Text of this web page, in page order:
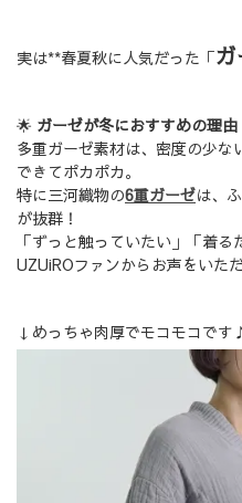
実は**春夏秋に人気だった「
🌟 ガーゼが冬におすすめの理由
多重ガーゼ素材は、密度の少
できてポカポカ。
特に三河織物の6重ガーゼは、
が抜群！
「ずっと触っていたい」「着
UZUiROファンからお声をいた
↓めっちゃ肉厚でモコモコです